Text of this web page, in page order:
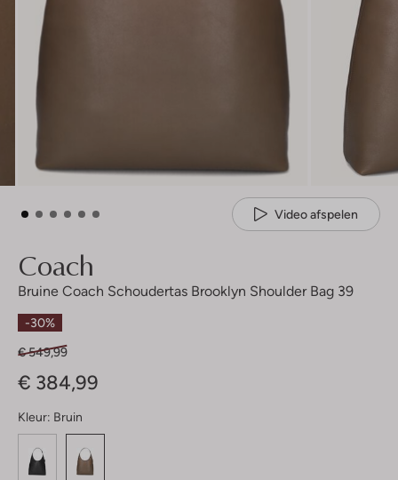
Video afspelen
Coach
Bruine Coach Schoudertas Brooklyn Shoulder Bag 39
-30%
€ 549,99
€ 384,99
Kleur: Bruin